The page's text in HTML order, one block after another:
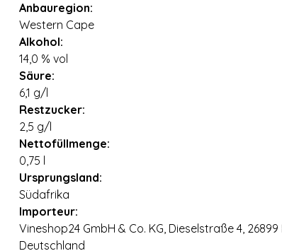
Anbauregion:
Western Cape
Alkohol:
14,0 % vol
Säure:
6,1 g/l
Restzucker:
2,5 g/l
Nettofüllmenge:
0,75 l
Ursprungsland:
Südafrika
Importeur:
Vineshop24 GmbH & Co. KG, Dieselstraße 4, 26899
Deutschland